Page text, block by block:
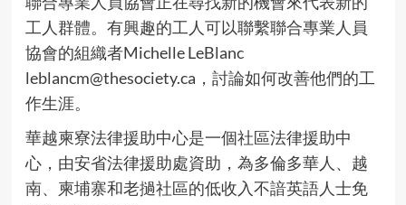
工人群體。有興趣的工人可以聯繫聯合專業人員
協會的組織者Michelle LeBlanc
leblancm@thesociety.ca，討論如何改善他們的工
作生涯。
華越柬寮法律援助中心是一個社區法律援助中
心，由安省法律援助處資助，為多倫多華人、越
南、柬埔寨和老撾社區的低收入不諳英語人士免